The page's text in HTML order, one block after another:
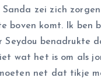
zei zich
boven komt. Ik ben
Seydou benadrukte
wat het is om als
net dat tikje